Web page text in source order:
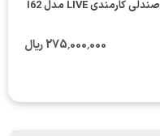
صندلی کارمندی LIVE مدل I62
275٬000٬000 ریال